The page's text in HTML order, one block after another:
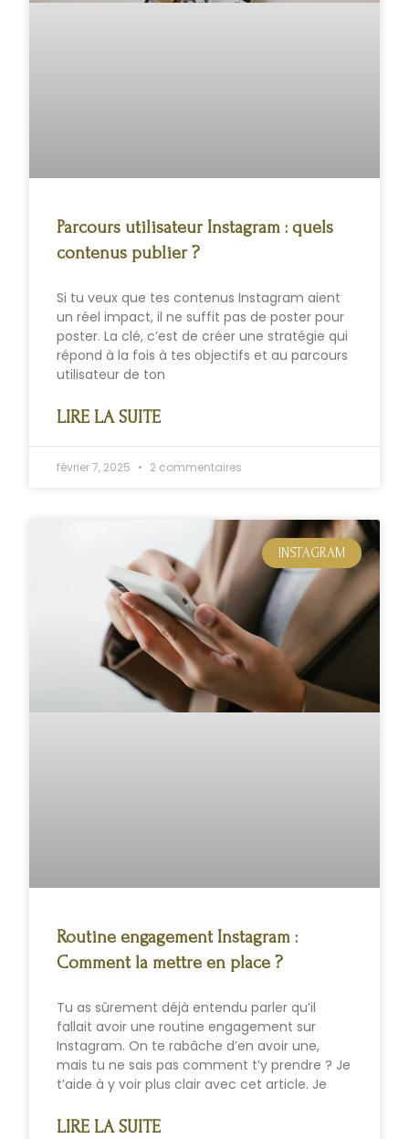
Parcours utilisateur Instagram : quels
contenus publier ?
Si tu veux que tes contenus Instagram aient
un réel impact, il ne suffit pas de poster pour
poster. La clé, c’est de créer une stratégie qui
répond à la fois à tes objectifs et au parcours
utilisateur de ton
LIRE LA SUITE
février 7, 2025 2 commentaires
INSTAGRAM
Routine engagement Instagram :
Comment la mettre en place ?
Tu as sûrement déjà entendu parler qu’il
fallait avoir une routine engagement sur
Instagram. On te rabâche d’en avoir une,
mais tu ne sais pas comment t’y prendre ? Je
t’aide à y voir plus clair avec cet article. Je
LIRE LA SUITE